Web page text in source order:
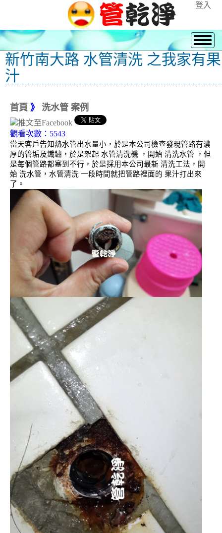
登入
新竹南大路 水管清洗 之我家有果
汁
首頁 》 洗水管 案例
觀看次數：5543
當天客戶告知熱水管出水量小，於是本公司檢查發現管路有濃
厚的管垢及鐵鏽，於是架起 水管清洗機 ，開始 清洗水管 ，但
是每個管路都塞到不行，於是採用本公司最新 清洗工法，開
始 洗水管，水管清洗 一段時間就把管路裡面的 果汁打出來
了。